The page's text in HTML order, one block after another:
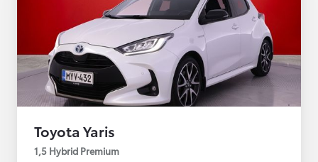
Toyota Yaris
1,5 Hybrid Premium